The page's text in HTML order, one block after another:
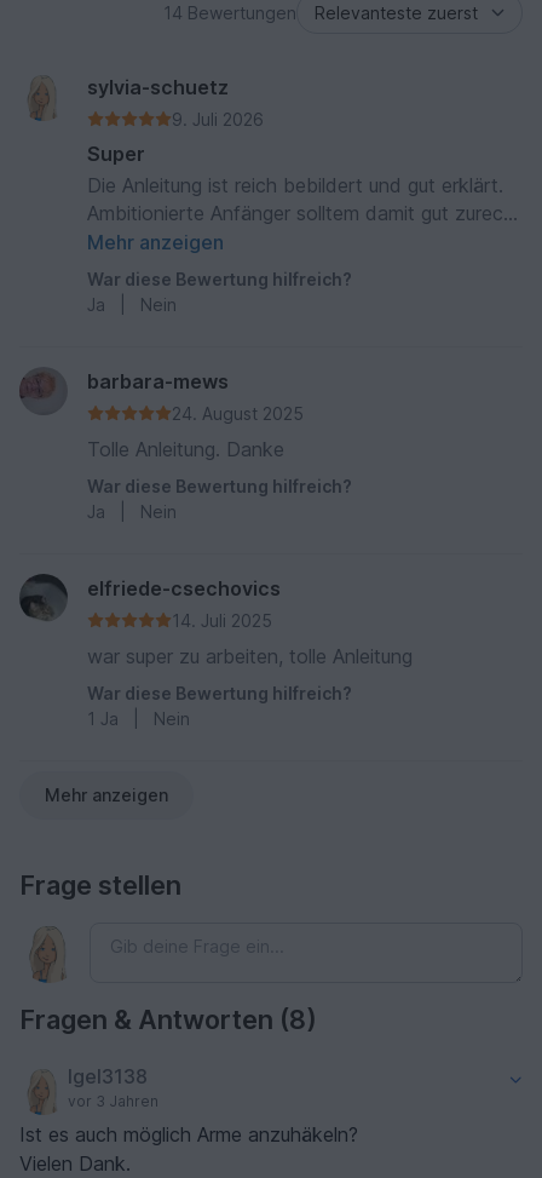
14 Bewertungen
sylvia-schuetz
9. Juli 2026
Super
Die Anleitung ist reich bebildert und gut erklärt.
Ambitionierte Anfänger solltem damit gut zurecht
kommen. Die Größenanpassung ist gut
beschrieben. Es macht einfach Spaß diesen
sommerlichen Pulli zu häkeln.
Mehr anzeigen
War diese Bewertung hilfreich?
Ja
Nein
barbara-mews
24. August 2025
Tolle Anleitung. Danke
War diese Bewertung hilfreich?
Ja
Nein
elfriede-csechovics
14. Juli 2025
war super zu arbeiten, tolle Anleitung
War diese Bewertung hilfreich?
1 Ja Nein
Mehr anzeigen
Frage stellen
Fragen & Antworten (8)
Igel3138
vor 3 Jahren
Ist es auch möglich Arme anzuhäkeln?
Vielen Dank.